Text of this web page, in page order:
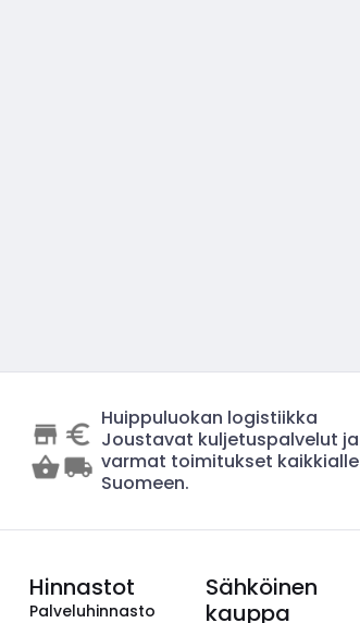
Huippuluokan logistiikka
Joustavat kuljetuspalvelut ja
varmat toimitukset kaikkialle
Suomeen.
Hinnastot
Palveluhinnasto
Sähköinen
kauppa